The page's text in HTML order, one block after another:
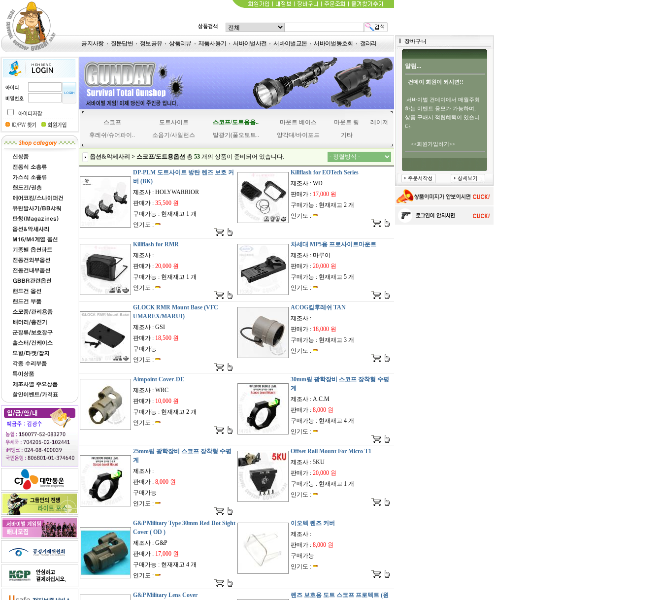
공지사항 질문답변 정보공유 상품리뷰 제품사용기 서바이벌사전 서바이벌교본 서바이벌동호회 갤러리
스코프 도트사이트 스코프/도트용옵.. 마운트 베이스 마운트 링
레이져
후레쉬/슈어파이..
소음기/사일런스 발광기(풀오토트.. 양각대/바이포드 기타
옵션&악세사리 > 스코프/도트용옵션 총 53 개 의 상품이 준비되어 있습니다.
DP-PLM 도트사이트 방탄 렌즈 보호 커
버 (BK)
제조사 : HOLYWARRIOR
판매가 : 35,500 원
구매가능 : 현재재고 1 개
인기도 :
Killflash for EOTech Series
제조사 : WD
판매가 : 17,000 원
구매가능 : 현재재고 2 개
인기도 :
Killflash for RMR
제조사 :
판매가 : 20,000 원
구매가능 : 현재재고 1 개
인기도 :
차세대 MP5용 프로사이트마운트
제조사 : 마루이
판매가 : 20,000 원
구매가능 : 현재재고 5 개
인기도 :
GLOCK RMR Mount Base (VFC
UMAREX/MARUI)
제조사 : GSI
판매가 : 18,500 원
구매가능
인기도 :
ACOG킬후레쉬 TAN
제조사 :
판매가 : 18,000 원
구매가능 : 현재재고 3 개
인기도 :
Aimpoint Cover-DE
제조사 : WRC
판매가 : 10,000 원
구매가능 : 현재재고 2 개
인기도 :
30mm링 광학장비 스코프 장착형 수평
계
제조사 : A.C.M
판매가 : 8,000 원
구매가능 : 현재재고 4 개
인기도 :
25mm링 광학장비 스코프 장착형 수평
계
제조사 :
판매가 : 8,000 원
구매가능
인기도 :
Offset Rail Mount For Micro T1
제조사 : 5KU
판매가 : 20,000 원
구매가능 : 현재재고 1 개
인기도 :
G&P Military Type 30mm Red Dot Sight
Cover ( OD )
제조사 : G&P
판매가 : 17,000 원
구매가능 : 현재재고 4 개
인기도 :
이오텍 렌즈 커버
제조사 :
판매가 : 8,000 원
구매가능
인기도 :
G&P Military Lens Cover
렌즈 보호용 도트 스코프 프로텍트 (원
알림...
건데이 회원이 되시면!!
서바이벌 건데이에서 매월주최
하는 이벤트 응모가 가능하며,
상품 구매시 적립혜택이 있습니
다.
<<회원가입하기>>